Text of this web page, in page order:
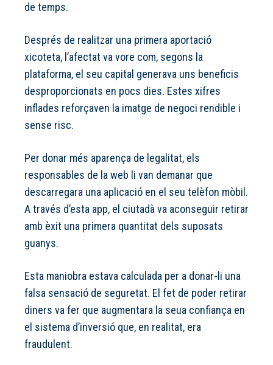
de temps.
Després de realitzar una primera aportació
xicoteta, l’afectat va vore com, segons la
plataforma, el seu capital generava uns beneficis
desproporcionats en pocs dies. Estes xifres
inflades reforçaven la imatge de negoci rendible i
sense risc.
Per donar més aparença de legalitat, els
responsables de la web li van demanar que
descarregara una aplicació en el seu telèfon mòbil.
A través d’esta app, el ciutadà va aconseguir retirar
amb èxit una primera quantitat dels suposats
guanys.
Esta maniobra estava calculada per a donar-li una
falsa sensació de seguretat. El fet de poder retirar
diners va fer que augmentara la seua confiança en
el sistema d’inversió que, en realitat, era
fraudulent.